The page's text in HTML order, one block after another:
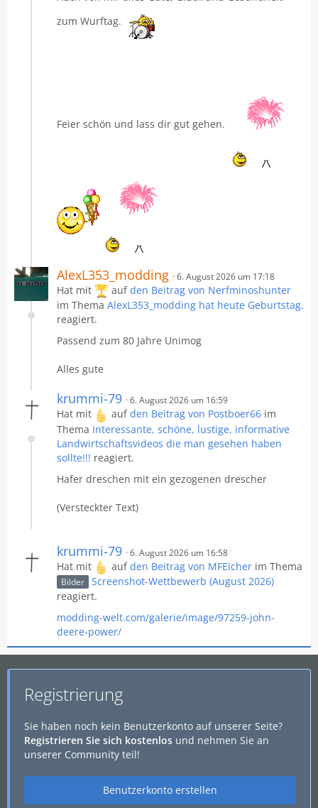
zum Wurftag.
Feier schön und lass dir gut gehen.
AlexL353_modding 6. August 2026 um 17:18
Hat mit aufden Beitrag von Nerfminoshunter
im Thema AlexL353_modding hat heute Geburtstag.
reagiert.
Passend zum 80 Jahre Unimog
Alles gute
krummi-79 6. August 2026 um 16:59
Hat mit aufden Beitrag von Postboer66 im
Thema Interessante, schöne, lustige, informative
Landwirtschaftsvideos die man gesehen haben
sollte!!! reagiert.
Hafer dreschen mit ein gezogenen drescher
(Versteckter Text)
krummi-79 6. August 2026 um 16:58
Hat mit aufden Beitrag von MFEicher im Thema
Bilder Screenshot-Wettbewerb (August 2026)
reagiert.
modding-welt.com/galerie/image/97259-john-
deere-power/
Registrierung
Sie haben noch kein Benutzerkonto auf unserer Seite?
Registrieren Sie sich kostenlos und nehmen Sie an
unserer Community teil!
Benutzerkonto erstellen